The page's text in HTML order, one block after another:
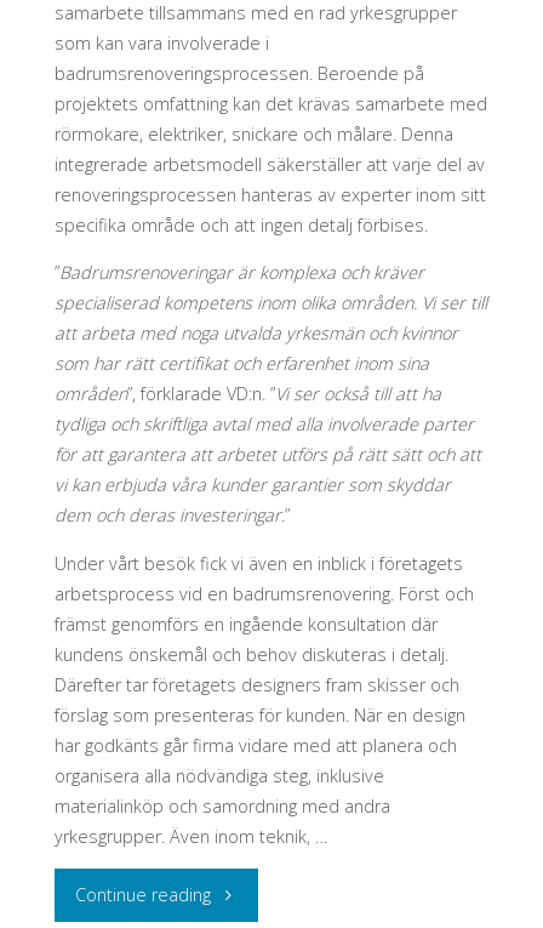
samarbete tillsammans med en rad yrkesgrupper
som kan vara involverade i
badrumsrenoveringsprocessen. Beroende på
projektets omfattning kan det krävas samarbete med
rörmokare, elektriker, snickare och målare. Denna
integrerade arbetsmodell säkerställer att varje del av
renoveringsprocessen hanteras av experter inom sitt
specifika område och att ingen detalj förbises.
”Badrumsrenoveringar är komplexa och kräver
specialiserad kompetens inom olika områden. Vi ser till
att arbeta med noga utvalda yrkesmän och kvinnor
som har rätt certifikat och erfarenhet inom sina
områden”, förklarade VD:n. ”Vi ser också till att ha
tydliga och skriftliga avtal med alla involverade parter
för att garantera att arbetet utförs på rätt sätt och att
vi kan erbjuda våra kunder garantier som skyddar
dem och deras investeringar.”
Under vårt besök fick vi även en inblick i företagets
arbetsprocess vid en badrumsrenovering. Först och
främst genomförs en ingående konsultation där
kundens önskemål och behov diskuteras i detalj.
Därefter tar företagets designers fram skisser och
förslag som presenteras för kunden. När en design
har godkänts går firma vidare med att planera och
organisera alla nödvändiga steg, inklusive
materialinköp och samordning med andra
yrkesgrupper. Även inom teknik, …
Continue reading"Minimalistiskt